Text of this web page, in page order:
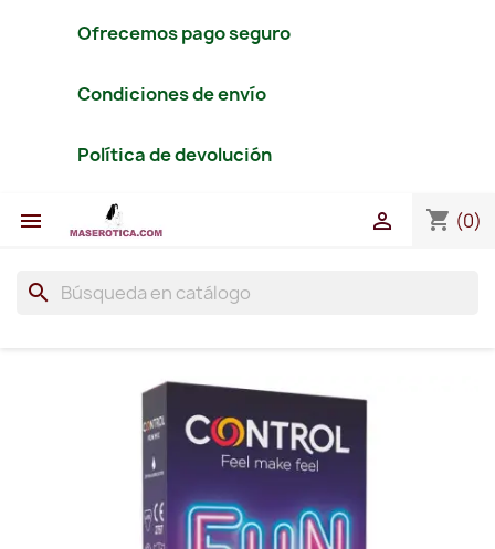
Ofrecemos pago seguro
Condiciones de envío
Política de devolución
 shopping_cart (0)

search